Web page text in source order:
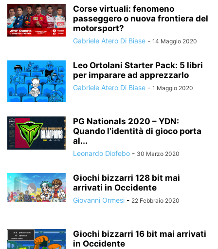
Corse virtuali: fenomeno
passeggero o nuova frontiera del
motorsport?
Gabriele Atero Di Biase - 14 Maggio 2020
Leo Ortolani Starter Pack: 5 libri
per imparare ad apprezzarlo
Gabriele Atero Di Biase - 1 Maggio 2020
PG Nationals 2020 – YDN:
Quando l’identità di gioco porta
al...
Leonardo Diofebo - 30 Marzo 2020
Giochi bizzarri 128 bit mai
arrivati in Occidente
Giovanni Ormesi - 22 Febbraio 2020
Giochi bizzarri 16 bit mai arrivati
in Occidente